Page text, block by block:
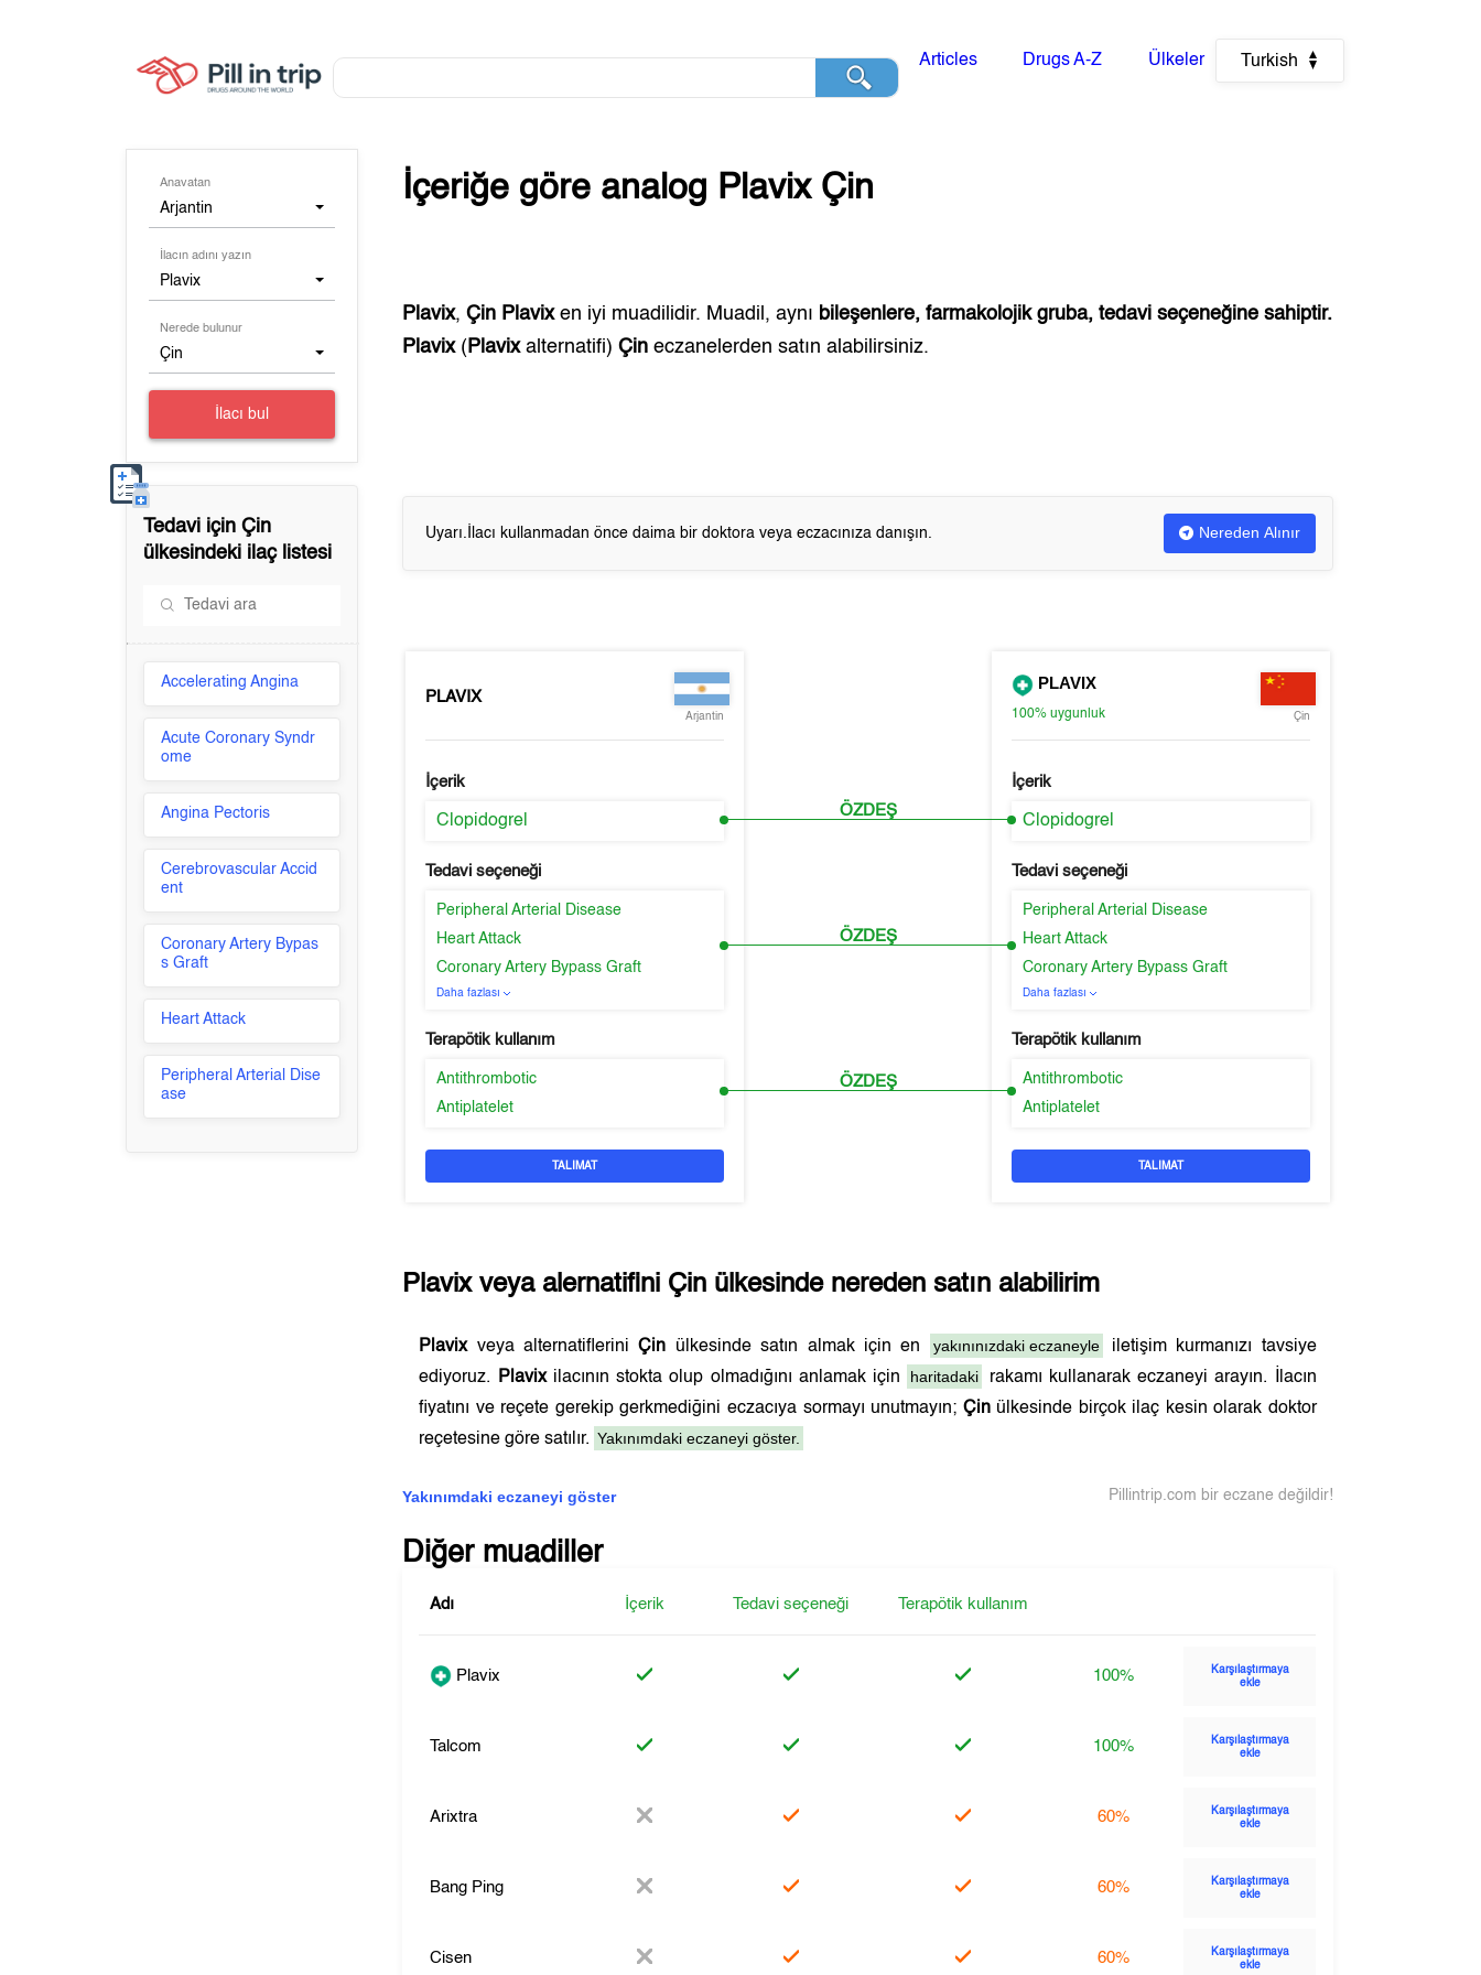
Articles Drugs A-Z Ülkeler Turkish
Anavatan
Arjantin
İlacın adını yazın
Plavix
Nerede bulunur
Çin
İlacı bul
Tedavi içinÇin
ülkesindeki ilaç listesi
Accelerating Angina
Acute Coronary Syndr
ome
Angina Pectoris
Cerebrovascular Accid
ent
Coronary Artery Bypas
s Graft
Heart Attack
Peripheral Arterial Dise
ase
İçeriğe göre analog Plavix Çin
Plavix,Çin Plavixen iyi muadilidir. Muadil, aynı bileşenlere, farmakolojik gruba, tedavi seçeneğine sahiptir.
Plavix( Plavixalternatifi)Çin eczanelerden satın alabilirsiniz.
Uyarı.İlacı kullanmadan önce daima bir doktora veya eczacınıza danışın. Nereden Alınır
PLAVIX
Arjantin
İçerik
Clopidogrel
Tedavi seçeneği
Peripheral Arterial Disease
Heart Attack
Coronary Artery Bypass Graft
Daha fazlası
Terapötik kullanım
Antithrombotic
Antiplatelet
TALIMAT
ÖZDEŞ
ÖZDEŞ
ÖZDEŞ
PLAVIX
100% uygunluk Çin
İçerik
Clopidogrel
Tedavi seçeneği
Peripheral Arterial Disease
Heart Attack
Coronary Artery Bypass Graft
Daha fazlası
Terapötik kullanım
Antithrombotic
Antiplatelet
TALIMAT
Plavixveya alernatifini Çin ülkesinde nereden satın alabilirim
Plavixveya alternatifleriniÇin ülkesinde satın almak için en yakınınızdaki eczaneyle
iletişim kurmanızı tavsiye
ediyoruz.
Plavixilacının stokta olup olmadığını anlamak için haritadaki
rakamı kullanarak eczaneyi arayın. İlacın
fiyatını ve reçete gerekip gerkmediğini eczacıya sormayı unutmayın; Çinülkesinde birçok ilaç kesin olarak doktor
reçetesine göre satılır. Yakınımdaki eczaneyi göster.
Yakınımdaki eczaneyi göster Pillintrip.com bir eczane değildir!
Diğer muadiller
Adı İçerik Tedavi seçeneği Terapötik kullanım
Plavix 100%
Karşılaştırmaya
ekle
Talcom 100%
Karşılaştırmaya
ekle
Arixtra 60%
Karşılaştırmaya
ekle
Bang Ping 60%
Karşılaştırmaya
ekle
Cisen 60%
Karşılaştırmaya
ekle